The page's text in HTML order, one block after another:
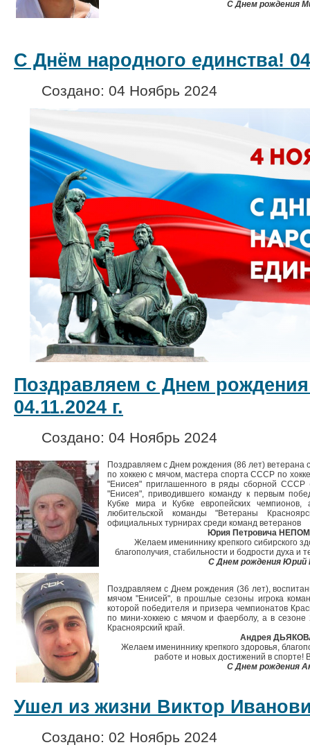
С Днем рождения
С Днём народного единства!
Создано: 04 Ноябрь 2024
Поздравляем с Днем
04.11.2024 г.
Создано: 04 Ноябрь 2024
Поздравляем с Днем рождения (86 лет) ветерана
по хоккею с мячом, мастера спорта СССР по
"Енисея" приглашенного в ряды сборной СССР
"Енисея", приводившего команду к первым
Кубке мира и Кубке европейских
любительской команды "Ветераны
официальных турнирах среди команд ветеранов
Юрия Петровича
Желаем имениннику крепкого сибирского
благополучия, стабильности и бодрости духа и
С Днем рождения Юрий
Поздравляем с Днем рождения (36 лет),
мячом "Енисей", в прошлые сезоны игрока
которой победителя и призера чемпионатов
по мини-хоккею с мячом и фаерболу, а в сезоне
Красноярский край.
Андрея
Желаем имениннику крепкого здоровья,
работе и новых достижений в спорте!
С Днем рождения
Ушел из жизни Виктор
Создано: 02 Ноябрь 2024